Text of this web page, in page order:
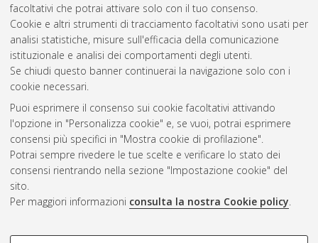
facoltativi che potrai attivare solo con il tuo consenso.
Cookie e altri strumenti di tracciamento facoltativi sono usati per
analisi statistiche, misure sull'efficacia della comunicazione
istituzionale e analisi dei comportamenti degli utenti.
Se chiudi questo banner continuerai la navigazione solo con i
cookie necessari.
Puoi esprimere il consenso sui cookie facoltativi attivando
l'opzione in "Personalizza cookie" e, se vuoi, potrai esprimere
consensi più specifici in "Mostra cookie di profilazione".
Potrai sempre rivedere le tue scelte e verificare lo stato dei
consensi rientrando nella sezione "Impostazione cookie" del
sito.
Per maggiori informazioni consulta la nostra Cookie policy.
Altri metadati
Gestione del documento:
Atom
Rss 1.0
Rss 2.0
AMS Laurea
Impostazioni Cookie